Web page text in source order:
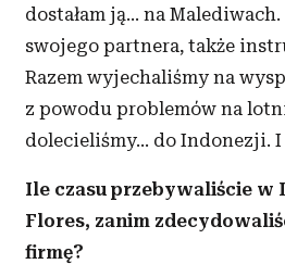
dostałam ją... na
swojego partnera, także
Razem wyjechaliśmy na
z powodu problemów na
dolecieliśmy... do Indonezji.
Ile czasu przebywaliście w
Flores, zanim
firmę?